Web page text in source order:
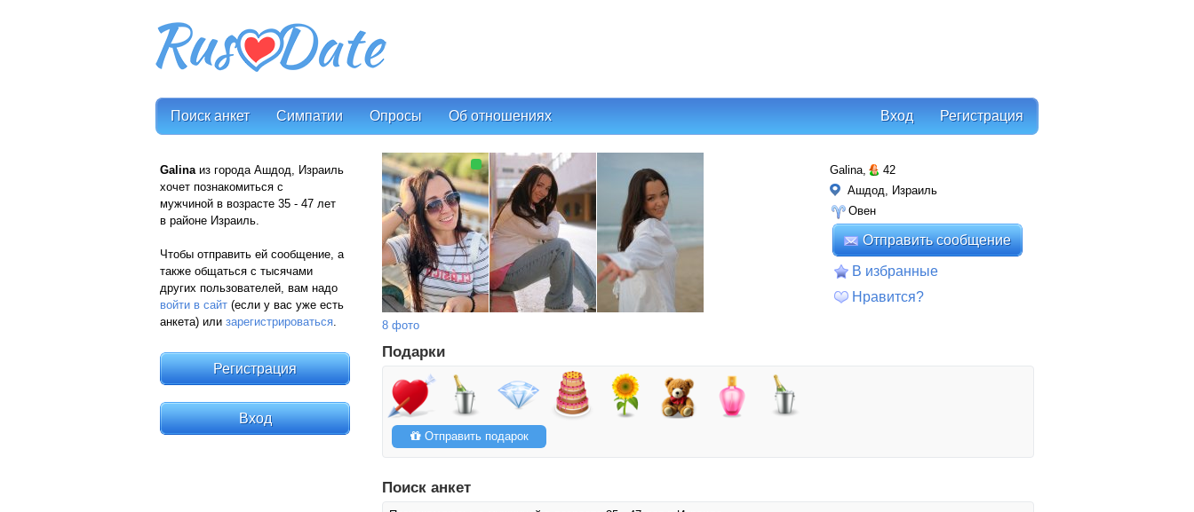
Поиск анкет Симпатии Опросы Об отношениях Регистрация
Вход
Galinaиз города Ашдод, Израиль
хочет познакомиться с
мужчиной в возрасте 35 - 47 лет
в районе Израиль.
Чтобы отправить ей сообщение, а
также общаться с тысячами
других пользователей, вам надо
войти в сайт (если у вас уже есть
анкета) или зарегистрироваться. 8 фото
Galina,
42
Ашдод, Израиль
Овен
Отправить сообщение
В избранные
Нравится?
Подарки
Отправить подарок
Поиск анкет